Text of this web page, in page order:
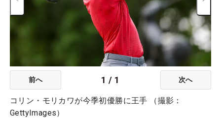
前へ 1 / 1 次へ
コリン・モリカワが今季初優勝に王手 （撮影：
GettyImages）